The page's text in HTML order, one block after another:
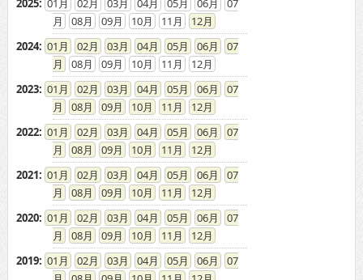
08
09 10 11
12
2024: 01 02 03 04 05 06
07
08
09 10 11
12
2023: 01 02 03 04 05 06
07
08
09 10 11
12
2022: 01 02 03 04 05 06
07
08
09 10 11
12
2021: 01 02 03 04 05 06
07
08
09 10 11
12
2020: 01 02 03 04 05 06
07
08
09 10 11
12
2019: 01 02 03 04 05 06
07